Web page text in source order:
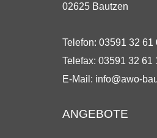
02625 Bautzen
Telefon: 03591 32 61
Telefax: 03591 32 61
E-Mail: info@awo-
ANGEBOTE